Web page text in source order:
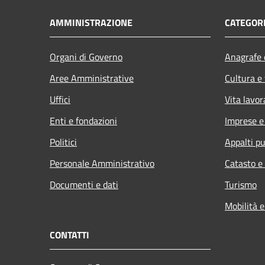
AMMINISTRAZIONE
Organi di Governo
Aree Amministrative
Uffici
Enti e fondazioni
Politici
Personale Amministrativo
Documenti e dati
Cultura
Vita
Imprese
Appalti
Catasto
Turismo
Mobilità
CONTATTI